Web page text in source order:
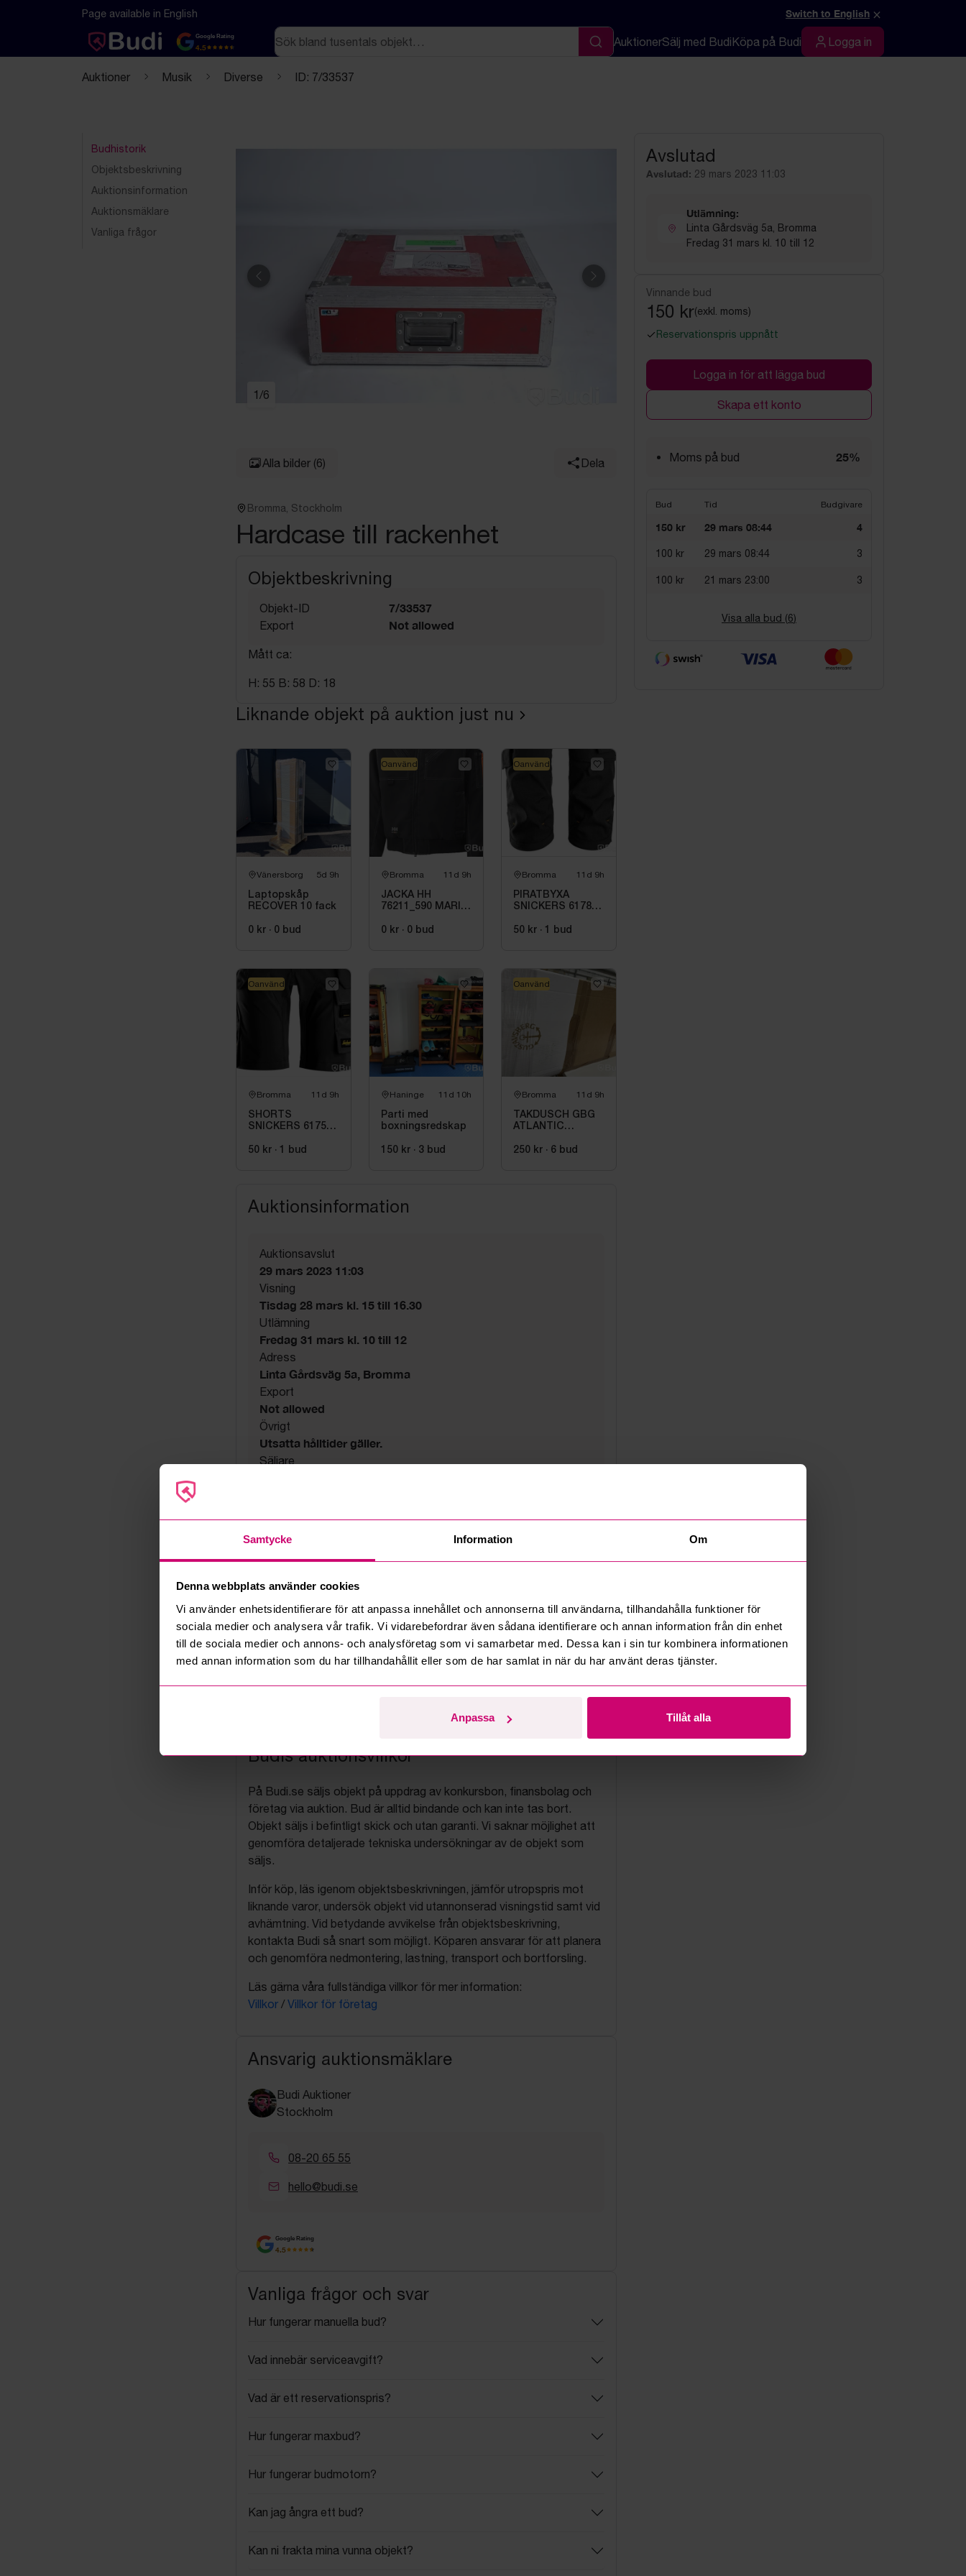
Samtycke Information Om
Denna webbplats använder cookies
Vi använder enhetsidentifierare för att anpassa innehållet och annonserna till användarna, tillhandahålla funktioner för
sociala medier och analysera vår trafik. Vi vidarebefordrar även sådana identifierare och annan information från din enhet
till de sociala medier och annons- och analysföretag som vi samarbetar med. Dessa kan i sin tur kombinera informationen
med annan information som du har tillhandahållit eller som de har samlat in när du har använt deras tjänster.
Anpassa Tillåt alla
Hoppa till innehåll
Textbaserad (markdown) version av denna sida
Page available in English Switch to English ×
Google Rating
4.5
Sök
Sök
AuktionerSälj med BudiKöpa på Budi Logga in
Logga in
Auktioner Musik Diverse ID: 7/33537
Budhistorik
Objektsbeskrivning
Auktionsinformation
Auktionsmäklare
Vanliga frågor
Föregående Nästa
1 /6
Alla bilder (6) Dela
Bromma, Stockholm
Hardcase till rackenhet
Objektbeskrivning
Objekt-ID 7/33537
Export Not allowed
Mått ca:
H: 55 B: 58 D: 18
Liknande objekt på auktion just nu
Vänersborg 5d 9h
Laptopskåp
RECOVER 10 fack
0 kr · 0 bud
Bromma 11d 9h
JACKA HH
76211_590 MARIN,
L
0 kr · 0 bud
Oanvänd
Bromma 11d 9h
PIRATBYXA
SNICKERS 6178-
50 kr · 1 bud
Oanvänd
Bromma 11d 9h
SHORTS
SNICKERS 6175-
50 kr · 1 bud
Oanvänd
Haninge 11d 10h
Parti med
boxningsredskap
150 kr · 3 bud
Bromma 11d 9h
TAKDUSCH GBG
ATLANTIC
M.TERM BL
250 kr · 6 bud
Oanvänd
Auktionsinformation
Auktionsavslut
29 mars 2023 11:03
Visning
Tisdag 28 mars kl. 15 till 16.30
Utlämning
Fredag 31 mars kl. 10 till 12
Adress
Linta Gårdsväg 5a, Bromma
Export
Not allowed
Övrigt
Utsatta hålltider gäller.
Säljare
Budis auktionsvillkor
På Budi.se säljs objekt på uppdrag av konkursbon, finansbolag och
företag via auktion. Bud är alltid bindande och kan inte tas bort.
Objekt säljs i befintligt skick och utan garanti. Vi saknar möjlighet att
genomföra detaljerade tekniska undersökningar av de objekt som
säljs.
Inför köp, läs igenom objektsbeskrivningen, jämför utropspris mot
liknande varor, undersök objekt vid utannonserad visningstid samt vid
avhämtning. Vid betydande avvikelse från objektsbeskrivning,
kontakta Budi så snart som möjligt. Köparen ansvarar för att planera
och genomföra nedmontering, lastning, transport och bortforsling.
Läs gärna våra fullständiga villkor för mer information:
Villkor / Villkor för företag
Ansvarig auktionsmäklare
Budi Auktioner
Stockholm
08-20 65 55
hello@budi.se
Google Rating
4.5
Vanliga frågor och svar
Hur fungerar manuella bud?
Vad innebär serviceavgift?
Vad är ett reservationspris?
Hur fungerar maxbud?
Hur fungerar budmotorn?
Kan jag ångra ett bud?
Kan ni frakta mina vunna objekt?
Avslutad
Avslutad: 29 mars 2023 11:03
Utlämning:
Linta Gårdsväg 5a, Bromma
Fredag 31 mars kl. 10 till 12
Vinnande bud
150 kr(exkl. moms)
Reservationspris uppnått
Logga in för att lägga bud
Skapa ett konto
Moms på bud 25%
Bud Tid Budgivare
150 kr 29 mars 08:44 4
100 kr 29 mars 08:44 3
100 kr 21 mars 23:00 3
Visa alla bud (6)